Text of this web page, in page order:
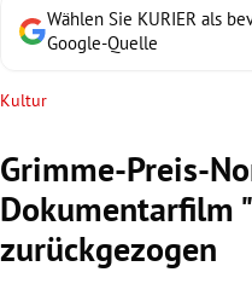
Wählen Sie KURIER als
Google-Quelle
Kultur
Grimme-Preis-
Dokumentarfilm
zurückgezogen